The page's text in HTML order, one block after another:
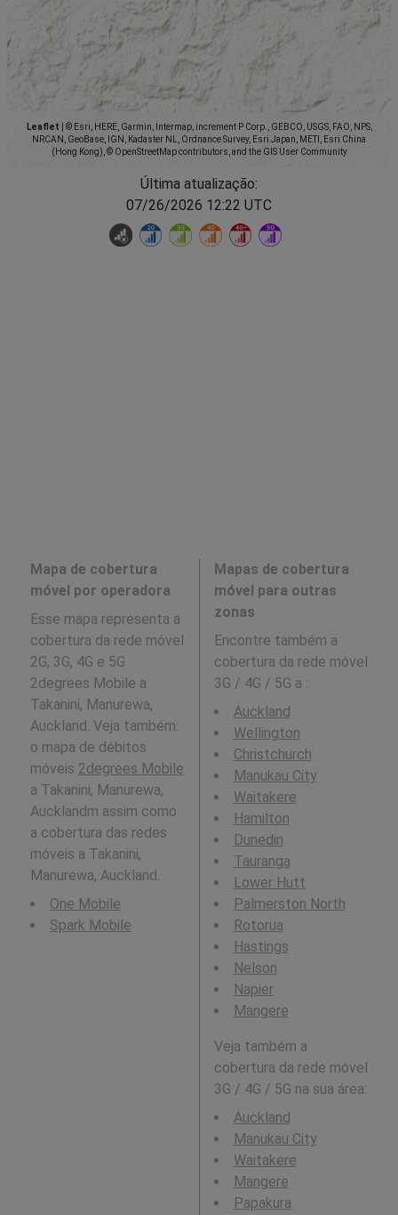
Leaflet
© Esri, HERE, Garmin, Intermap, increment P Corp., GEBCO, USGS, FAO, NPS,
NRCAN, GeoBase, IGN, Kadaster NL, Ordnance Survey, Esri Japan, METI, Esri China
(Hong Kong), © OpenStreetMap contributors, and the GIS User Community
Última atualização:
07/26/2026 12:22 UTC
Mapa de cobertura
móvel por operadora
Esse mapa representa a
cobertura da rede móvel
2G, 3G, 4G e 5G
2degrees Mobile a
Takanini, Manurewa,
Auckland. Veja também:
o mapa de débitos
móveis 2degrees Mobile
a Takanini, Manurewa,
Aucklandm assim como
a cobertura das redes
móveis a Takanini,
Manurewa, Auckland.
One Mobile
Spark Mobile
Mapas de cobertura
móvel para outras
zonas
Encontre também a
cobertura da rede móvel
3G / 4G / 5G a :
Auckland
Wellington
Christchurch
Manukau City
Waitakere
Hamilton
Dunedin
Tauranga
Lower Hutt
Palmerston North
Rotorua
Hastings
Nelson
Napier
Mangere
Veja também a
cobertura da rede móvel
3G / 4G / 5G na sua área:
Auckland
Manukau City
Waitakere
Mangere
Papakura